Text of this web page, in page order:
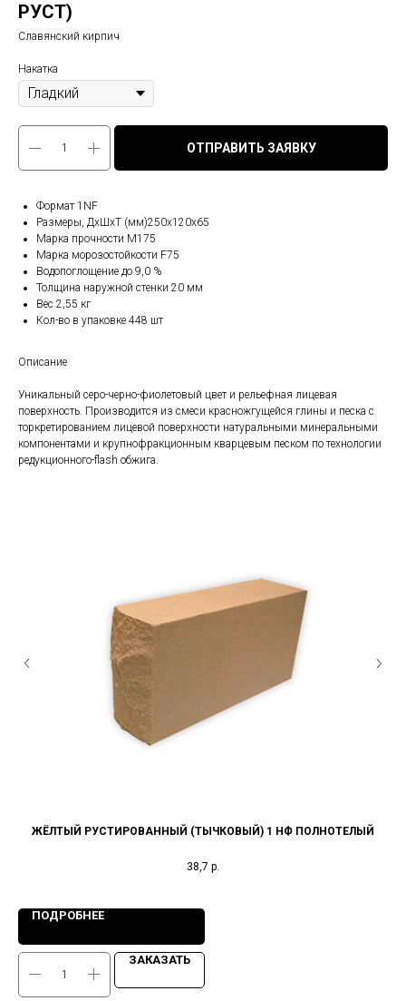
РУСТ)
Славянский кирпич
Накатка
ОТПРАВИТЬ ЗАЯВКУ
Формат 1NF
Размеры, ДхШхТ (мм)250х120х65
Марка прочности М175
Марка морозостойкости F75
Водопоглощение до 9,0 %
Толщина наружной стенки 20 мм
Вес 2,55 кг
Кол-во в упаковке 448 шт
Описание
Уникальный серо-черно-фиолетовый цвет и рельефная лицевая
поверхность. Производится из смеси красножгущейся глины и песка с
торкретированием лицевой поверхности натуральными минеральными
компонентами и крупнофракционным кварцевым песком по технологии
редукционного-flash обжига.
ЖЁЛТЫЙ РУСТИРОВАННЫЙ (ТЫЧКОВЫЙ) 1 НФ ПОЛНОТЕЛЫЙ
38,7 р.
ПОДРОБНЕЕ
ЗАКАЗАТЬ